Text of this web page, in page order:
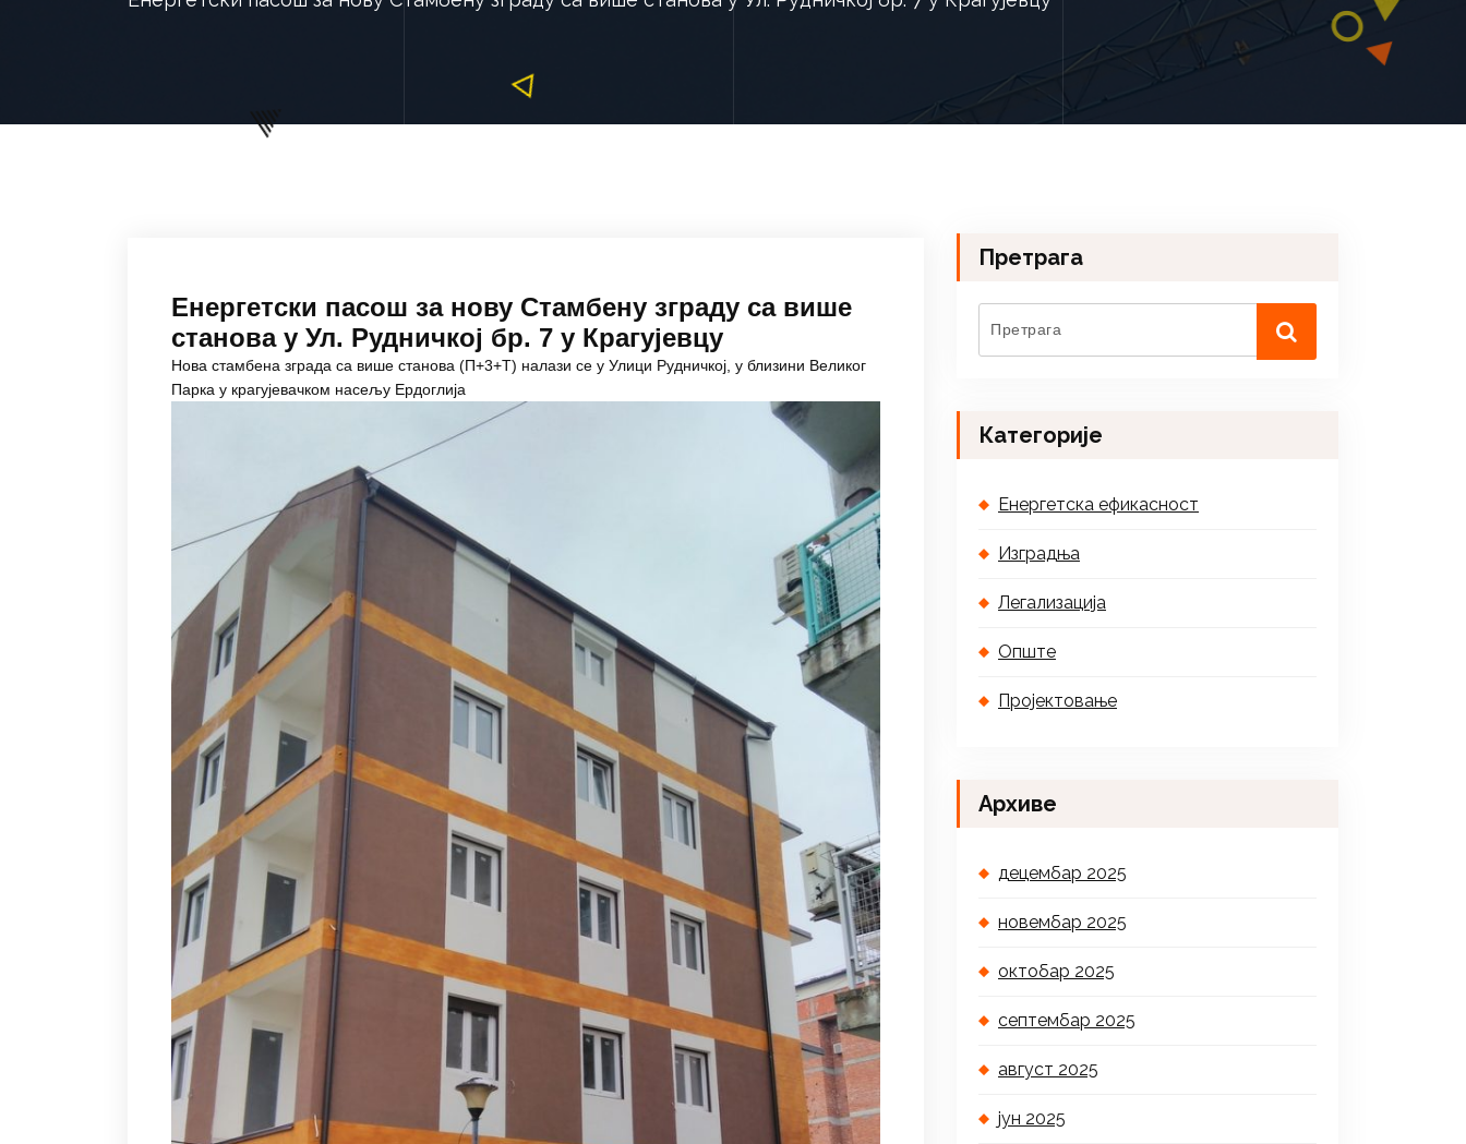
Енергетски пасош за нову Стамбену зграду са више
станова у Ул. Рудничкој бр. 7 у Крагујевцу
Нова стамбена зграда са више станова (П+3+Т) налази се у Улици Рудничкој, у близини Великог
Парка у крагујевачком насељу Ердоглија
Претрага
Категорије
Енергетска ефикасност
Изградња
Легализација
Опште
Пројектовање
Архиве
децембар 2025
новембар 2025
октобар 2025
септембар 2025
август 2025
јун 2025